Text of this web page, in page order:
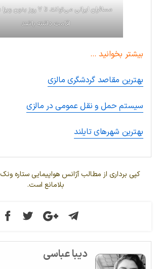
مسافران ایرانی می‌توانند تا ۷
اقامت داشته باشند
بیشتر بخوانید …
بهترین مقاصد گردشگری مالزی
سیستم حمل و نقل عمومی در مالزی
بهترین شهرهای تایلند
کپی برداری از مطالب آژانس هواپیمایی ستاره
بلامانع است.
دیبا عباسی